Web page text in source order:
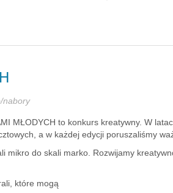
nabory
MŁODYCH to konkurs kreatywny. W
a w każdej edycji poruszaliśmy
mikro do skali marko. Rozwijamy
które mogą